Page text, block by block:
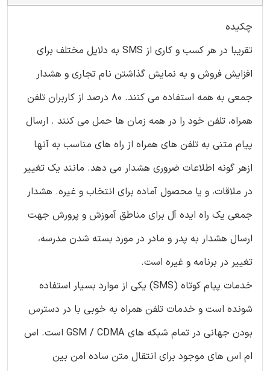
چکیده
تقریبا در هر کسب و کاری از SMS به دلایل مختلف برای
افزایش فروش و به نمایش گذاشتن نام تجاری و هشدار
جمعی به همه استفاده می کنند. 80 درصد از کاربران تلفن
همراه، تلفن خود را در همه زمان ها حمل می کنند . ارسال
پیام متنی به تلفن های همراه از راه های مناسب به آنها
ازهر گونه اطلاعات ضروری هشدار می دهد. مانند یک تغییر
در ملاقات، و یا محصول آماده برای انتخاب و غیره. هشدار
جمعی یک راه ایده آل برای مناطق آموزش و پرورش جهت
ارسال هشدار به پدر و مادر در مورد بسته شدن مدرسه،
تغییر در برنامه و غیره است.
خدمات پیام کوتاه (SMS) یکی از موارد بسیار استفاده
شونده است و خدمات تلفن همراه به خوبی با در دسترس
بودن جهانی در تمام شبکه های GSM / CDMA است. اس
ام اس های موجود برای انتقال متن ساده امن بین